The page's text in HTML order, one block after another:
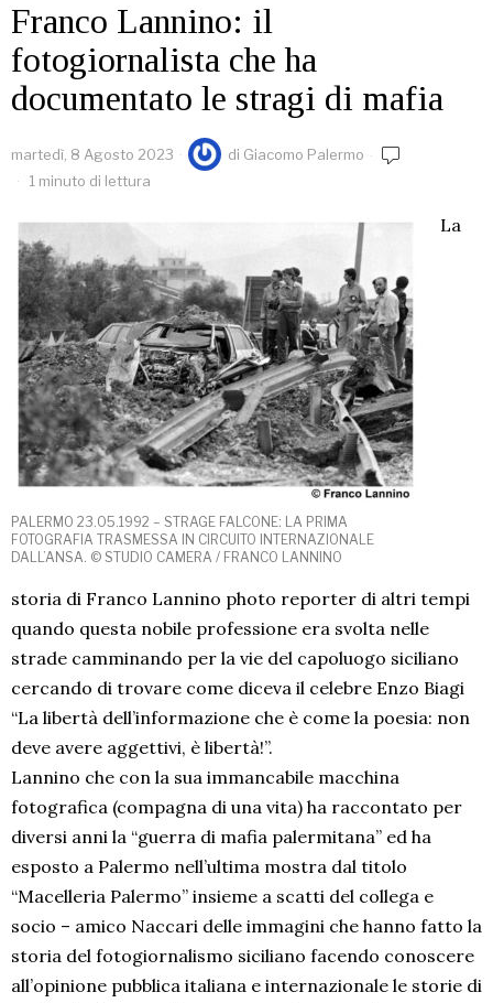
Franco Lannino: il
fotogiornalista che ha
documentato le stragi di mafia
martedì, 8 Agosto 2023 di Giacomo Palermo
1 minuto di lettura
PALERMO 23.05.1992 – STRAGE FALCONE: LA PRIMA
FOTOGRAFIA TRASMESSA IN CIRCUITO INTERNAZIONALE
DALL’ANSA. © STUDIO CAMERA / FRANCO LANNINO
La
storia di Franco Lannino photo reporter di altri tempi
quando questa nobile professione era svolta nelle
strade camminando per la vie del capoluogo siciliano
cercando di trovare come diceva il celebre Enzo Biagi
“La libertà dell’informazione che è come la poesia: non
deve avere aggettivi, è libertà!”.
Lannino che con la sua immancabile macchina
fotografica (compagna di una vita) ha raccontato per
diversi anni la “guerra di mafia palermitana” ed ha
esposto a Palermo nell’ultima mostra dal titolo
“Macelleria Palermo” insieme a scatti del collega e
socio – amico Naccari delle immagini che hanno fatto la
storia del fotogiornalismo siciliano facendo conoscere
all’opinione pubblica italiana e internazionale le storie di